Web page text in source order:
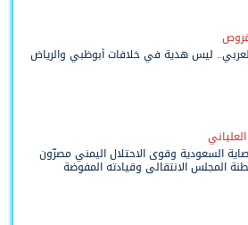
ليس هدية في خلافات أبوظبي والرياض
السعودية وقوى الاحتلال اليمني مصرّون
المجلس الانتقالي وقيادته المفوضة